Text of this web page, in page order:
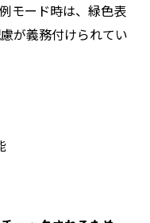
モード時は、緑色表
が義務付けられてい